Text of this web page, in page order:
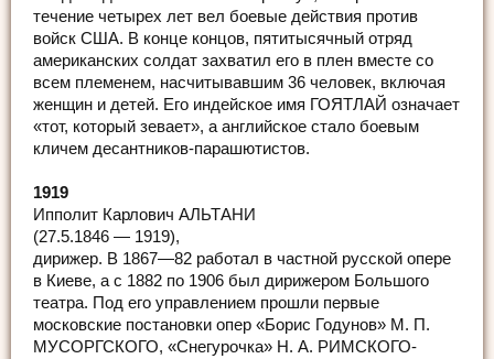
течение четырех лет вел боевые действия против
войск США. В конце концов, пятитысячный отряд
американских солдат захватил его в плен вместе со
всем племенем, насчитывавшим 36 человек, включая
женщин и детей. Его индейское имя ГОЯТЛАЙ означает
«тот, который зевает», а английское стало боевым
кличем десантников-парашютистов.
1919
Ипполит Карлович АЛЬТАНИ
(27.5.1846 — 1919),
дирижер. В 1867—82 работал в частной русской опере
в Киеве, а с 1882 по 1906 был дирижером Большого
театра. Под его управлением прошли первые
московские постановки опер «Борис Годунов» М. П.
МУСОРГСКОГО, «Снегурочка» Н. А. РИМСКОГО-